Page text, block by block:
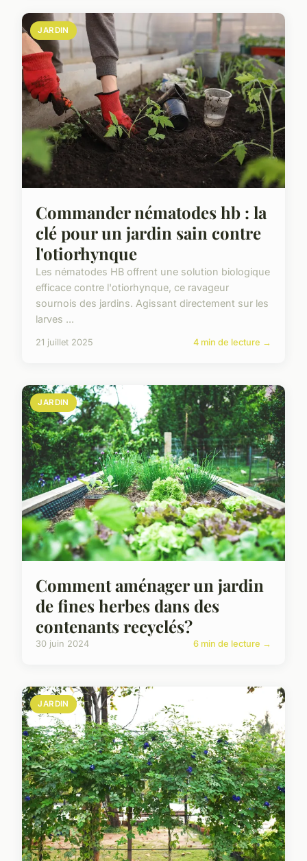
JARDIN
Commander nématodes hb : la
clé pour un jardin sain contre
l'otiorhynque
Les nématodes HB offrent une solution biologique
efficace contre l'otiorhynque, ce ravageur
sournois des jardins. Agissant directement sur les
larves ...
21 juillet 2025 4 min de lecture →
JARDIN
Comment aménager un jardin
de fines herbes dans des
contenants recyclés?
30 juin 2024 6 min de lecture →
JARDIN